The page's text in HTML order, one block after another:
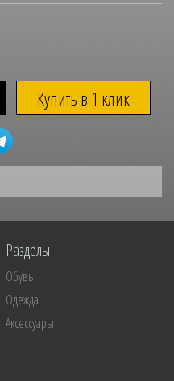
Купить в 1 клик
Разделы
Обувь
Одежда
Аксессуары